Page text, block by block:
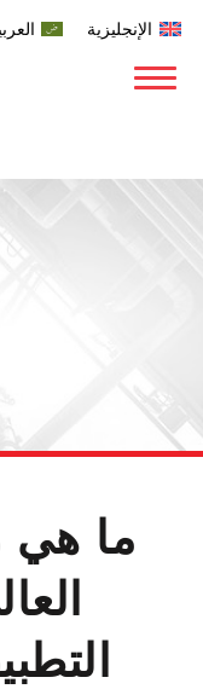
الإنجليزية
ما